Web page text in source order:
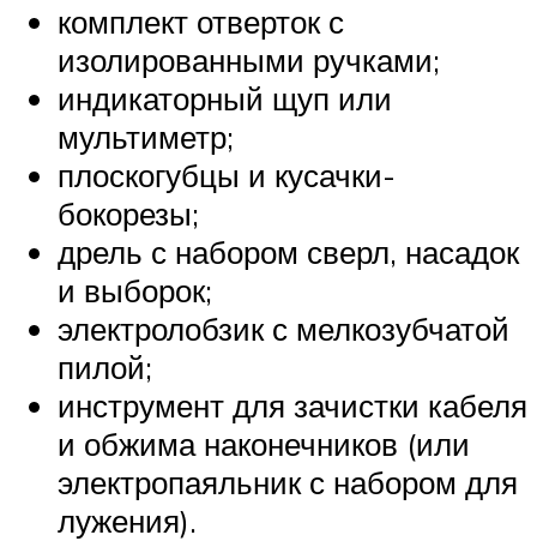
комплект отверток с
изолированными ручками;
индикаторный щуп или
мультиметр;
плоскогубцы и кусачки-
бокорезы;
дрель с набором сверл, насадок
и выборок;
электролобзик с мелкозубчатой
пилой;
инструмент для зачистки кабеля
и обжима наконечников (или
электропаяльник с набором для
лужения).